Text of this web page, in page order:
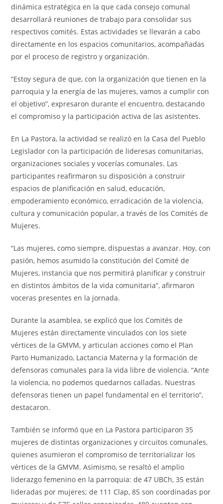
dinámica estratégica en la que cada consejo comunal
desarrollará reuniones de trabajo para consolidar sus
respectivos comités. Estas actividades se llevarán a cabo
directamente en los espacios comunitarios, acompañadas
por el proceso de registro y organización.
“Estoy segura de que, con la organización que tienen en la
parroquia y la energía de las mujeres, vamos a cumplir con
el objetivo”, expresaron durante el encuentro, destacando
el compromiso y la participación activa de las asistentes.
En La Pastora, la actividad se realizó en la Casa del Pueblo
Legislador con la participación de lideresas comunitarias,
organizaciones sociales y vocerías comunales. Las
participantes reafirmaron su disposición a construir
espacios de planificación en salud, educación,
empoderamiento económico, erradicación de la violencia,
cultura y comunicación popular, a través de los Comités de
Mujeres.
“Las mujeres, como siempre, dispuestas a avanzar. Hoy, con
pasión, hemos asumido la constitución del Comité de
Mujeres, instancia que nos permitirá planificar y construir
en distintos ámbitos de la vida comunitaria”, afirmaron
voceras presentes en la jornada.
Durante la asamblea, se explicó que los Comités de
Mujeres están directamente vinculados con los siete
vértices de la GMVM, y articulan acciones como el Plan
Parto Humanizado, Lactancia Materna y la formación de
defensoras comunales para la vida libre de violencia. “Ante
la violencia, no podemos quedarnos calladas. Nuestras
defensoras tienen un papel fundamental en el territorio”,
destacaron.
También se informó que en La Pastora participaron 35
mujeres de distintas organizaciones y circuitos comunales,
quienes asumieron el compromiso de territorializar los
vértices de la GMVM. Asimismo, se resaltó el amplio
liderazgo femenino en la parroquia: de 47 UBCh, 35 están
lideradas por mujeres; de 111 Clap, 85 son coordinadas por